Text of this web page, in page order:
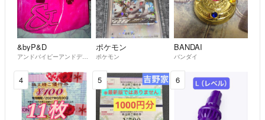
&byP&D
アンドバイピーアンドディー
ポケモン
ポケモン
BANDAI
バンダイ
4 5 6